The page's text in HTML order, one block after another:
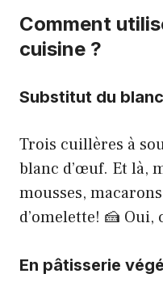
Comment
cuisine ?
Substitut du
Trois cuillères à
blanc d’œuf. Et là,
mousses,
d’omelette! 🍰 Oui,
En pâtisserie